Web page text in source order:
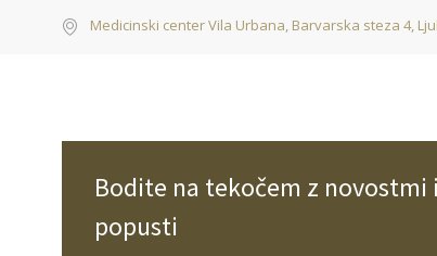
Medicinski center Vila Urbana, Barvarska steza 4,
Bodite na tekočem z novostmi
popusti